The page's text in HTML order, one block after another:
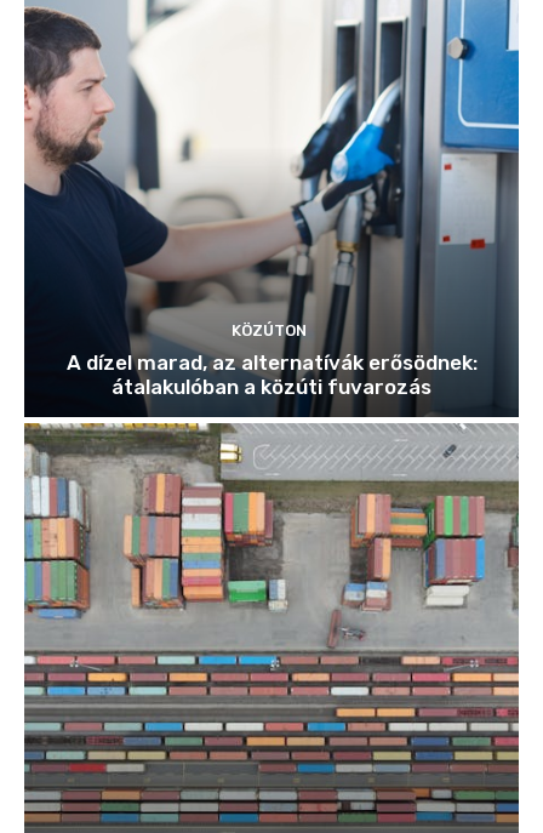
KÖZÚTON
A dízel marad, az alternatívák erősödnek:
átalakulóban a közúti fuvarozás